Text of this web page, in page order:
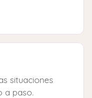
situaciones
a paso.